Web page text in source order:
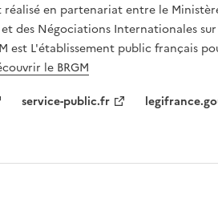
réalisé en partenariat entre le
des Négociations Internationales
est L'établissement public français
le BRGM
service-public.fr